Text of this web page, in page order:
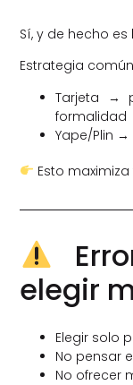
Sí, y de hecho
Estrategia
Tarjeta →
formalidad
Yape/Plin
Esto
elegir
Elegir solo
No pensar
No ofrecer